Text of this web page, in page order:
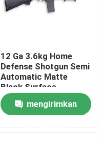
12 Ga 3.6kg Home
Defense Shotgun Semi
Automatic Matte
Black Surface
mengirimkan